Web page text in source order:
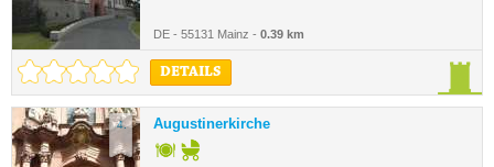
DE - 55131 Mainz - 0.39 km
DETAILS
4. Augustinerkirche